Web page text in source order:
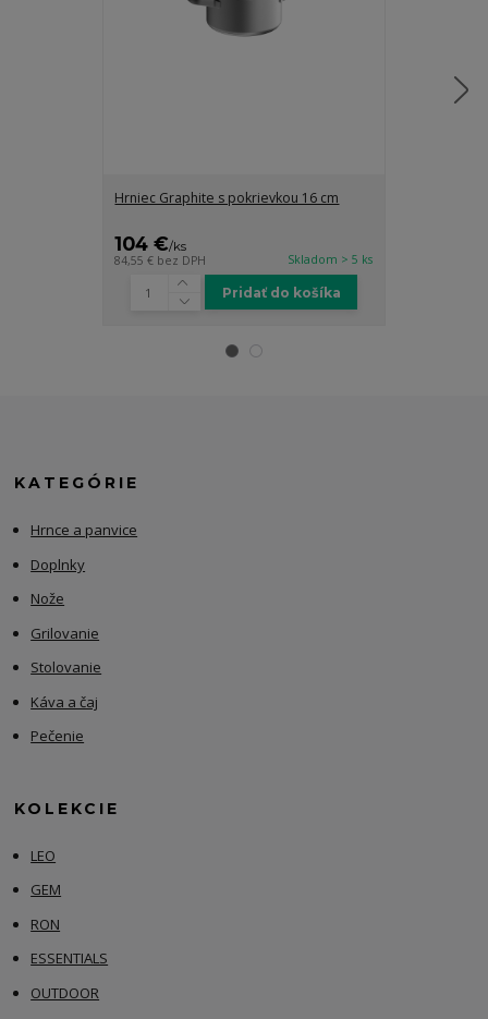
Hrniec Graphite s pokrievkou 16 cm
104 €/ks
84,55 € bez DPH Skladom > 5 ks
Pridať do košíka
KATEGÓRIE
Hrnce a panvice
Doplnky
Nože
Grilovanie
Stolovanie
Káva a čaj
Pečenie
KOLEKCIE
LEO
GEM
RON
ESSENTIALS
OUTDOOR